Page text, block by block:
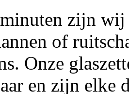
zijn wij
of
Onze
en zijn elke